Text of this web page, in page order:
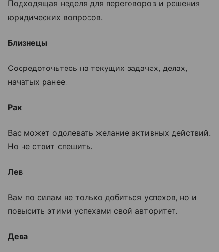
Подходящая неделя для переговоров и решения
юридических вопросов.
Близнецы
Сосредоточьтесь на текущих задачах, делах,
начатых ранее.
Рак
Вас может одолевать желание активных действий.
Но не стоит спешить.
Лев
Вам по силам не только добиться успехов, но и
повысить этими успехами свой авторитет.
Дева